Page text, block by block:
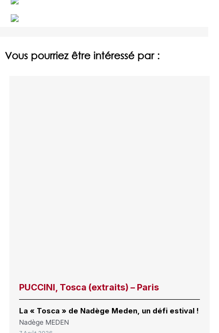
Vous pourriez être intéressé par :
PUCCINI, Tosca (extraits) – Paris
La « Tosca » de Nadège Meden, un défi estival !
Nadège MEDEN